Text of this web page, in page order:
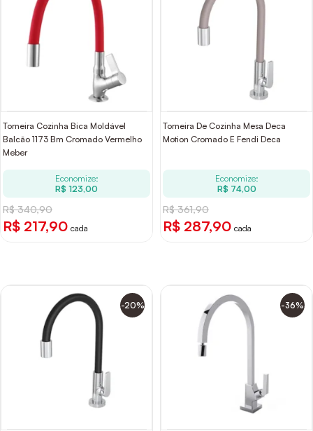
Torneira Cozinha Bica Moldável
Balcão 1173 Bm Cromado Vermelho
Meber
Economize:
R$ 123,00
R$ 340,90
R$ 217,90 cada
Torneira De Cozinha Mesa Deca
Motion Cromado E Fendi Deca
Economize:
R$ 74,00
R$ 361,90
R$ 287,90 cada
-20% -36%